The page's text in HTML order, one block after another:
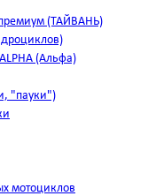
премиум (ТАЙВАНЬ)
(Альфа)
"пауки")
мотоциклов